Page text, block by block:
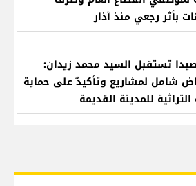
بأثر رجعي منذ آذار
تستقبل السيد محمد زيدان:
شامل لمشاريع وتأكيدٌ على حماية
للمدينة القديمة